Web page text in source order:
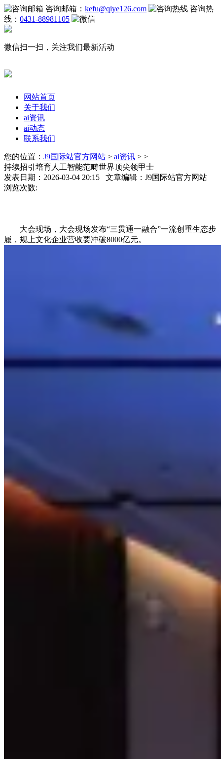
咨询邮箱： kefu@qiye126.com
咨询热
线： 0431-88981105
微信扫一扫，关注我们最新活动
网站首页
关于我们
ai资讯
ai动态
联系我们
您的位置： J9国际站官方网站 > ai资讯 > >
持续招引培育人工智能范畴世界顶尖领甲士
发表日期：2026-03-04 20:15 文章编辑：J9国际站官方网站
浏览次数:
大会现场，大会现场发布“三贯通一融合”一流创重生态步
履，规上文化企业营收要冲破8000亿元。